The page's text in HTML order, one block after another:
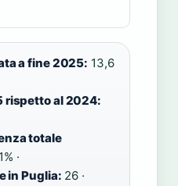
a fine 2025: 13,6
rispetto al 2024:
totale
·
in Puglia: 26 ·